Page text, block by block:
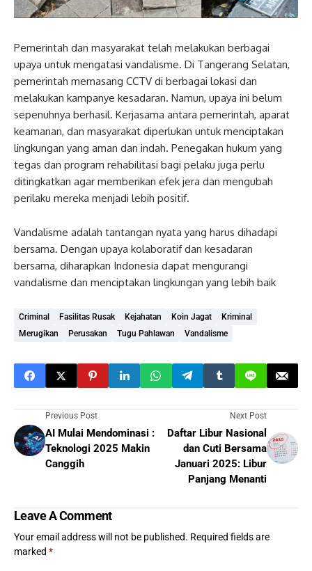
Pemerintah dan masyarakat telah melakukan berbagai
upaya untuk mengatasi vandalisme. Di Tangerang Selatan,
pemerintah memasang CCTV di berbagai lokasi dan
melakukan kampanye kesadaran. Namun, upaya ini belum
sepenuhnya berhasil. Kerjasama antara pemerintah, aparat
keamanan, dan masyarakat diperlukan untuk menciptakan
lingkungan yang aman dan indah. Penegakan hukum yang
tegas dan program rehabilitasi bagi pelaku juga perlu
ditingkatkan agar memberikan efek jera dan mengubah
perilaku mereka menjadi lebih positif.
Vandalisme adalah tantangan nyata yang harus dihadapi
bersama. Dengan upaya kolaboratif dan kesadaran
bersama, diharapkan Indonesia dapat mengurangi
vandalisme dan menciptakan lingkungan yang lebih baik
Criminal Fasilitas Rusak Kejahatan Koin Jagat
Kriminal
Merugikan
Perusakan Tugu Pahlawan Vandalisme
Previous Post
AI Mulai Mendominasi :
Teknologi 2025 Makin
Canggih
Next Post
Daftar Libur Nasional
dan Cuti Bersama
Januari 2025: Libur
Panjang Menanti
Leave A Comment
Your email address will not be published. Required fields are
marked *